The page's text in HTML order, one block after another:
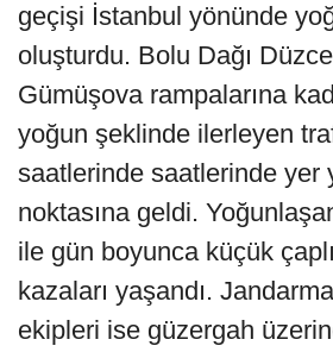
geçişi İstanbul yönünde
oluşturdu. Bolu Dağı
Gümüşova rampalarına
yoğun şeklinde ilerleyen
saatlerinde saatlerinde yer
noktasına geldi.
ile gün boyunca küçük
kazaları yaşandı.
ekipleri ise güzergah